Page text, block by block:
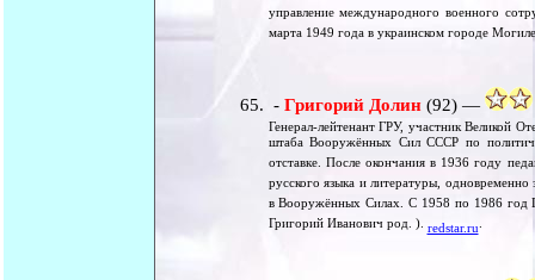
управление международного военного
марта 1949 года в украинском городе
- Григорий Долин (92) —
Генерал-лейтенант ГРУ, участник Великой
штаба Вооружённых Сил СССР по
отставке. После окончания в 1936 году
русского языка и литературы,
в Вооружённых Силах. С 1958 по 1986 год
Григорий Иванович род. ). redstar.ru.